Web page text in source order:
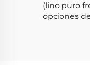
(lino puro
opciones